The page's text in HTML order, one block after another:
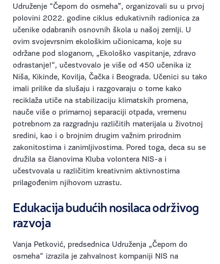
Udruženje “Čepom do osmeha”, organizovali su u prvoj
polovini 2022. godine ciklus edukativnih radionica za
učenike odabranih osnovnih škola u našoj zemlji. U
ovim svojevrsnim ekološkim učionicama, koje su
održane pod sloganom, „Ekološko vaspitanje, zdravo
odrastanje!“, učestvovalo je više od 450 učenika iz
Niša, Kikinde, Kovilja, Čačka i Beograda. Učenici su tako
imali prilike da slušaju i razgovaraju o tome kako
reciklaža utiče na stabilizaciju klimatskih promena,
nauče više o primarnoj separaciji otpada, vremenu
potrebnom za razgradnju različitih materijala u životnoj
sredini, kao i o brojnim drugim važnim prirodnim
zakonitostima i zanimljivostima. Pored toga, deca su se
družila sa članovima Kluba volontera NIS-a i
učestvovala u različitim kreativnim aktivnostima
prilagođenim njihovom uzrastu.
Edukacija budućih nosilaca održivog
razvoja
Vanja Petković, predsednica Udruženja „Čepom do
osmeha“ izrazila je zahvalnost kompaniji NIS na